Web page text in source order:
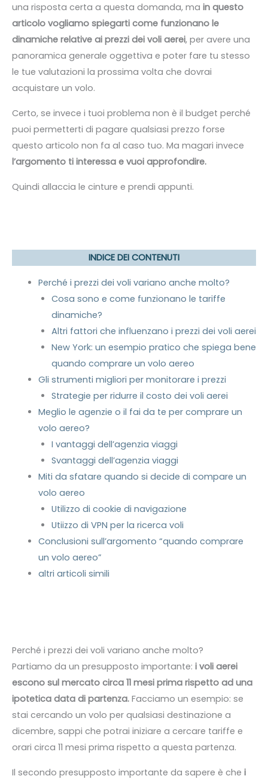
una risposta certa a questa domanda, ma in questo
articolo vogliamo spiegarti come funzionano le
dinamiche relative ai prezzi dei voli aerei, per avere una
panoramica generale oggettiva e poter fare tu stesso
le tue valutazioni la prossima volta che dovrai
acquistare un volo.
Certo, se invece i tuoi problema non è il budget perché
puoi permetterti di pagare qualsiasi prezzo forse
questo articolo non fa al caso tuo. Ma magari invece
l’argomento ti interessa e vuoi approfondire.
Quindi allaccia le cinture e prendi appunti.
INDICE DEI CONTENUTI
Perché i prezzi dei voli variano anche molto?
Cosa sono e come funzionano le tariffe
dinamiche?
Altri fattori che influenzano i prezzi dei voli aerei
New York: un esempio pratico che spiega bene
quando comprare un volo aereo
Gli strumenti migliori per monitorare i prezzi
Strategie per ridurre il costo dei voli aerei
Meglio le agenzie o il fai da te per comprare un
volo aereo?
I vantaggi dell’agenzia viaggi
Svantaggi dell’agenzia viaggi
Miti da sfatare quando si decide di compare un
volo aereo
Utilizzo di cookie di navigazione
Utiizzo di VPN per la ricerca voli
Conclusioni sull’argomento “quando comprare
un volo aereo”
altri articoli simili
Perché i prezzi dei voli variano anche molto?
Partiamo da un presupposto importante: i voli aerei
escono sul mercato circa 11 mesi prima rispetto ad una
ipotetica data di partenza. Facciamo un esempio: se
stai cercando un volo per qualsiasi destinazione a
dicembre, sappi che potrai iniziare a cercare tariffe e
orari circa 11 mesi prima rispetto a questa partenza.
Il secondo presupposto importante da sapere è che i